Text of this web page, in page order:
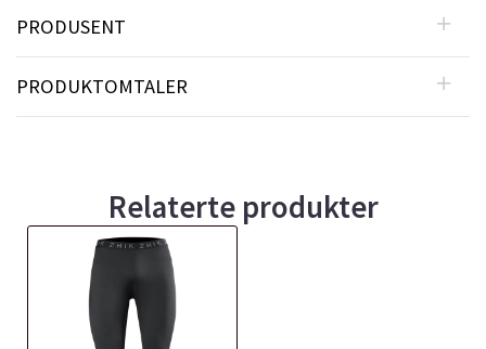
PRODUSENT
PRODUKTOMTALER
Relaterte produkter